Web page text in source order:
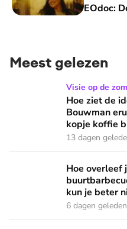
EOdoc:
Meest gelezen
Hoe ziet de ideale
Visie op de
Hoe ziet de
Bouwman
kopje koffie
13 dagen
Hoe overleef je alsHoe overleef
kun je beter
6 dagen geleden